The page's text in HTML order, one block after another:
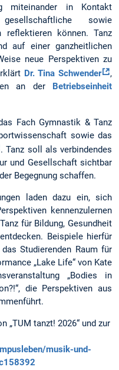
miteinander in Kontakt
sowie
reflektieren können. Tanz
auf einer ganzheitlichen
neue Perspektiven zu
Dr. Tina Schwender
,
an der Betriebseinheit
Fach Gymnastik & Tanz
sowie das
. Tanz soll als verbindendes
und Gesellschaft sichtbar
Begegnung schaffen.
laden dazu ein, sich
kennenzulernen
für Bildung, Gesundheit
Beispiele hierfür
Studierenden Raum für
„Lake Life“ von Kate
„Bodies in
die Perspektiven aus
„TUM tanzt! 2026“ und zur
musik-und-